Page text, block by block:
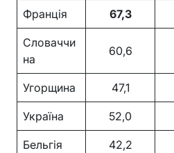
Франція 67,3
Словаччи
на
60,6
Угорщина 47,1
Україна 52,0
Бельгія 42,2